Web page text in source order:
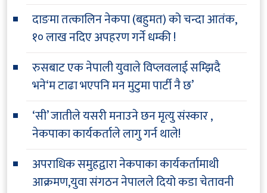
दाङमा तत्कालिन नेकपा (बहुमत) को चन्दा आतंक,
१० लाख नदिए अपहरण गर्ने धम्की !
रुसबाट एक नेपाली युवाले विप्लवलाई सम्झिदै
भने‘म टाढा भएपनि मन मुटुमा पार्टी नै छ’
‘सी’ जातीले यसरी मनाउने छन मृत्यु संस्कार ,
नेकपाका कार्यकर्ताले लागु गर्न थाले!
अपराधिक समुहद्वारा नेकपाका कार्यकर्तामाथी
आक्रमण,युवा संगठन नेपालले दियो कडा चेतावनी